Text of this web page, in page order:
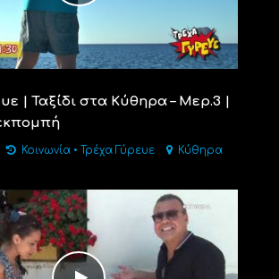
| Ταξίδι στα Κύθηρα – Μερ.3 |
Κοινωνία • Τρέχα Γύρευε Κύθηρα